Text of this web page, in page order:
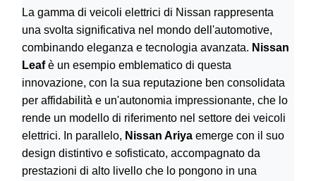
La gamma di veicoli elettrici di Nissan rappresenta
una svolta significativa nel mondo dell'automotive,
combinando eleganza e tecnologia avanzata. Nissan
Leafè un esempio emblematico di questa
innovazione, con la sua reputazione ben consolidata
per affidabilità e un'autonomia impressionante, che lo
rende un modello di riferimento nel settore dei veicoli
elettrici. In parallelo, Nissan Ariya emerge con il suo
design distintivo e sofisticato, accompagnato da
prestazioni di alto livello che lo pongono in una